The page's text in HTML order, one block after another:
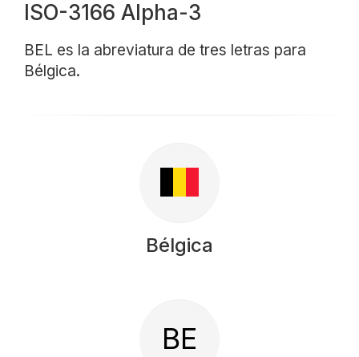
ISO-3166 Alpha-3
BEL es la abreviatura de tres letras para
Bélgica.
Bélgica
BE